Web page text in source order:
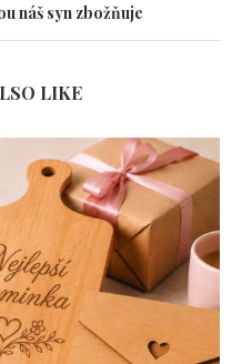
náš syn zbožňuje
LIKE